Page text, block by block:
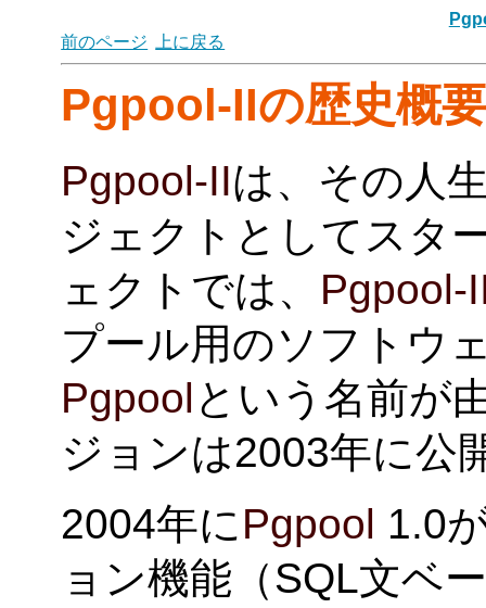
前のページ
上に戻る
Pgpool-IIの歴史概
Pgpool-IIは、その人
ジェクトとしてスタ
ェクトでは、 Pgpool-
プール用のソフトウ
Pgpool という名前が
ジョンは2003年に公
2004年にPgpool 1.0
ョン機能（SQL文ベ